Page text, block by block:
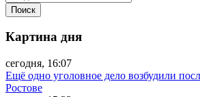
Картина дня
сегодня, 16:07
Ещё одно уголовное дело возбудили
Ростове